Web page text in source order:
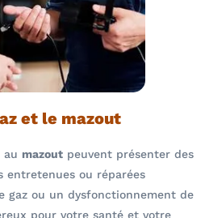
et le mazout
au mazout peuvent présenter des
entretenues ou réparées
gaz ou un dysfonctionnement de
pour votre santé et votre